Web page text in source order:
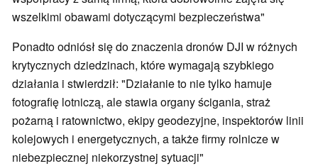
wszelkimi obawami dotyczącymi bezpieczeństwa"
Ponadto odniósł się do znaczenia dronów DJI w różnych
krytycznych dziedzinach, które wymagają szybkiego
działania i stwierdził: "Działanie to nie tylko hamuje
fotografię lotniczą, ale stawia organy ścigania, straż
pożarną i ratownictwo, ekipy geodezyjne, inspektorów linii
kolejowych i energetycznych, a także firmy rolnicze w
niebezpiecznej niekorzystnej sytuacji"